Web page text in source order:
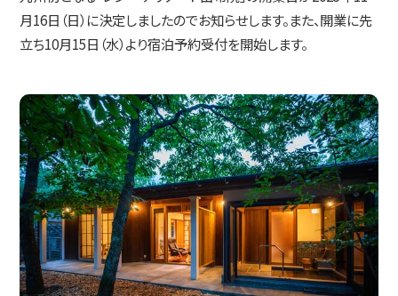
採用情報
お問い合わせ
月16日（日）に決定しましたのでお知らせします。また、開業に先
立ち10月15日（水）より宿泊予約受付を開始します。